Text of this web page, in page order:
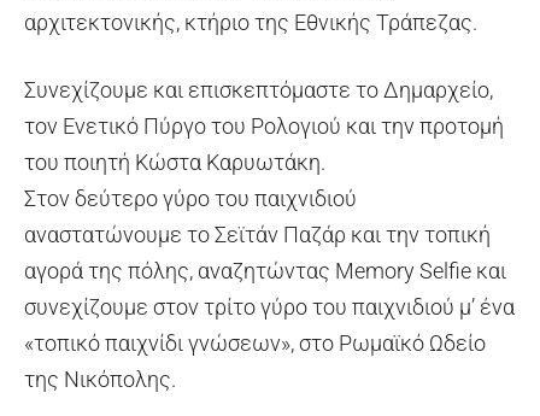
αρχιτεκτονικής, κτήριο της Εθνικής Τράπεζας.
Συνεχίζουμε και επισκεπτόμαστε το Δημαρχείο,
τον Ενετικό Πύργο του Ρολογιού και την προτομή
του ποιητή Κώστα Καρυωτάκη.
Στον δεύτερο γύρο του παιχνιδιού
αναστατώνουμε το Σεϊτάν Παζάρ και την τοπική
αγορά της πόλης, αναζητώντας Memory Selfie και
συνεχίζουμε στον τρίτο γύρο του παιχνιδιού μ’ ένα
«τοπικό παιχνίδι γνώσεων», στο Ρωμαϊκό Ωδείο
της Νικόπολης.